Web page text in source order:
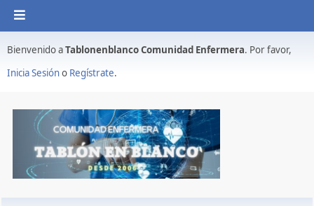
Bienvenido aTablonenblanco Comunidad Enfermera. Por favor,
Inicia Sesióno Regístrate.